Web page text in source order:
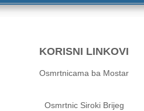
KORISNI LINKOVI
Osmrtnicama ba Mostar
Osmrtnic Siroki Brijeg